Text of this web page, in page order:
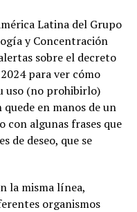
Latina del Grupo
y Concentración
sobre el decreto
para ver cómo
uso (no prohibirlo)
en manos de un
con algunas frases que
de deseo, que se
la misma línea,
organismos